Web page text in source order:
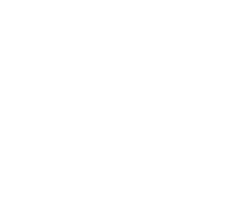
虽高中状元，却渴望寻
目中面对专业挑战与境外竞争，通过创新实践实现本土设